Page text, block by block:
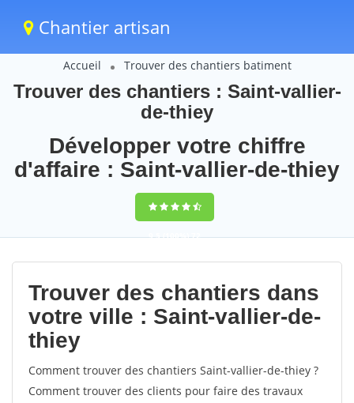
Chantier artisan
Accueil Trouver des chantiers batiment
Trouver des chantiers : Saint-vallier-
de-thiey
Développer votre chiffre
d'affaire : Saint-vallier-de-thiey
9,5(100%)72
votes
Trouver des chantiers dans
votre ville : Saint-vallier-de-
thiey
Comment trouver des chantiers Saint-vallier-de-thiey ?
Comment trouver des clients pour faire des travaux